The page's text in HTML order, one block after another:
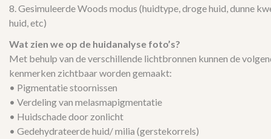
8. Gesimuleerde Woods modus (huidtype, droge huid, dunne
huid, etc)
Wat zien we op de huidanalyse foto’s?
Met behulp van de verschillende lichtbronnen kunnen de
kenmerken zichtbaar worden gemaakt:
• Pigmentatie stoornissen
• Verdeling van melasmapigmentatie
• Huidschade door zonlicht
• Gedehydrateerde huid/ milia (gerstekorrels)